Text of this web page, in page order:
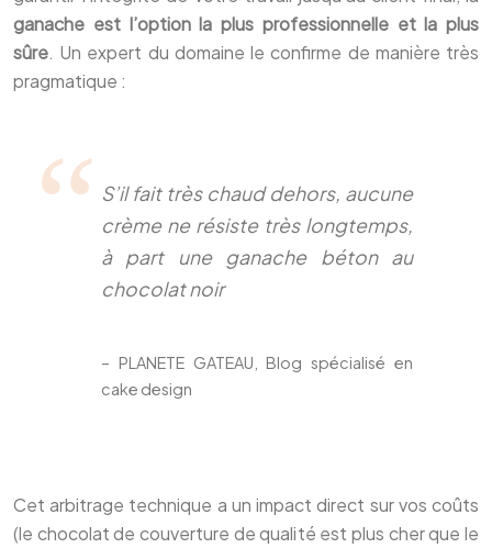
ganache est l’option la plus professionnelle et la plus
sûre. Un expert du domaine le confirme de manière très
pragmatique :
S’il fait très chaud dehors, aucune
crème ne résiste très longtemps,
à part une ganache béton au
chocolat noir
– PLANETE GATEAU, Blog spécialisé en
cake design
Cet arbitrage technique a un impact direct sur vos coûts
(le chocolat de couverture de qualité est plus cher que le